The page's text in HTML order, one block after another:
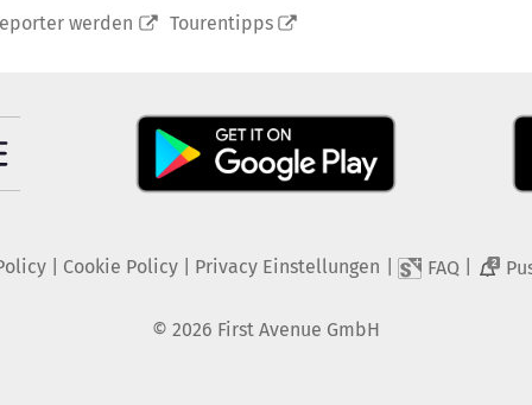
werden Tourentipps
| Cookie Policy| Privacy Einstellungen FAQ 2
© 2026 First Avenue GmbH